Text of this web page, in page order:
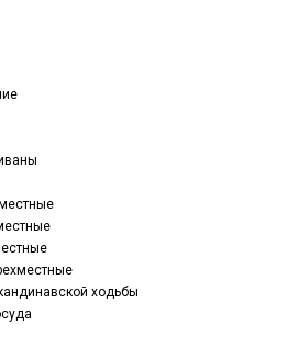
ходьбы